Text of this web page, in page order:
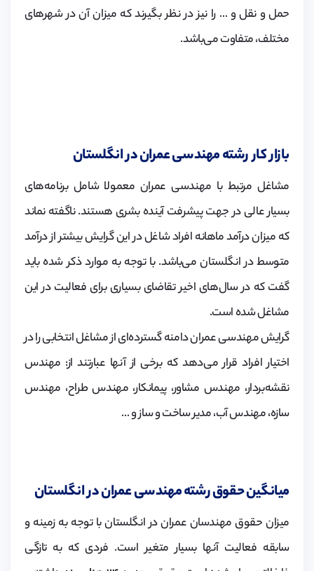
حمل و نقل و … را نیز در نظر بگیرند که میزان آن در شهرهای
مختلف، متفاوت می‌باشد.
بازار کار رشته مهندسی عمران در انگلستان
مشاغل مرتبط با مهندسی عمران معمولا شامل برنامه‌های
بسیار عالی در جهت پیشرفت آینده بشری هستند. ناگفته نماند
که میزان درآمد ماهانه افراد شاغل در این گرایش بیشتر از درآمد
متوسط در انگلستان می‌باشد. با توجه به موارد ذکر شده باید
گفت که در سال‌های اخیر تقاضای بسیاری برای فعالیت در این
مشاغل شده است.
گرایش مهندسی عمران دامنه گسترده‌ای از مشاغل انتخابی را در
اختیار افراد قرار می‌دهد که برخی از آنها عبارتند از: مهندس
نقشه‌بردار، مهندس مشاور، پیمانکار، مهندس طراح، مهندس
سازه، مهندس آب، مدیر ساخت و ساز و …
میانگین حقوق رشته مهندسی عمران در انگلستان
میزان حقوق مهندسان عمران در انگلستان با توجه به زمینه و
سابقه فعالیت آنها بسیار متغیر است. فردی که به تازگی